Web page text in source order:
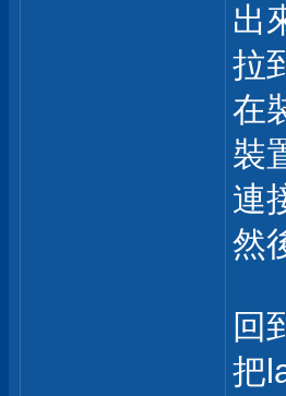
出
拉
在
裝
連
然
回
把